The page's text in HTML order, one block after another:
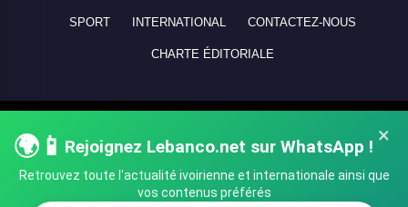
×
🌍📱 Rejoignez Lebanco.net sur WhatsApp !
Retrouvez toute l'actualité ivoirienne et internationale ainsi que
vos contenus préférés
SPORT INTERNATIONAL CONTACTEZ-NOUS
CHARTE ÉDITORIALE
réservés - All rights reserved.